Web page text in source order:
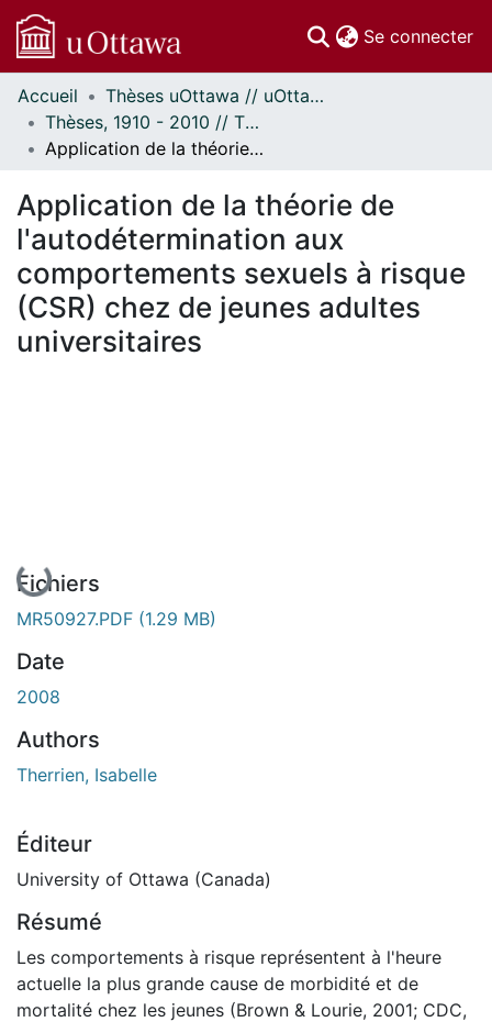
Se connecter
Communautés
et collections
Parcourir
À propos
Accueil
Thèses uOttawa // uOttawa Theses
Thèses, 1910 - 2010 // Theses, 1910 - 2010
Application de la théorie de l'autodétermination aux comportements sexuels à risque (CSR) chez de jeunes adultes universitaires
Application de la théorie de
l'autodétermination aux
comportements sexuels à risque
(CSR) chez de jeunes adultes
universitaires
En cours de chargement...
Fichiers
MR50927.PDF (1.29 MB)
Date
2008
Authors
Therrien, Isabelle
Éditeur
University of Ottawa (Canada)
Résumé
Les comportements à risque représentent à l'heure
actuelle la plus grande cause de morbidité et de
mortalité chez les jeunes (Brown & Lourie, 2001; CDC,